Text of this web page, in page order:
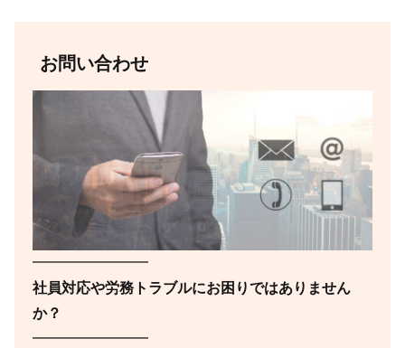
お問い合わせ
━━━━━━━━
社員対応や労務トラブルにお困りではありません
か？
━━━━━━━━